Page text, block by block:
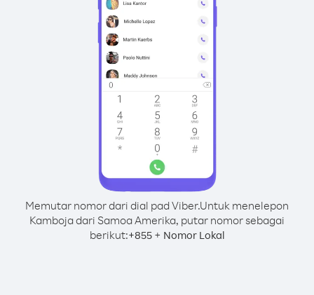
Memutar nomor dari dial pad Viber.Untuk menelepon
Kamboja dari Samoa Amerika, putar nomor sebagai
berikut:+855+ Nomor Lokal